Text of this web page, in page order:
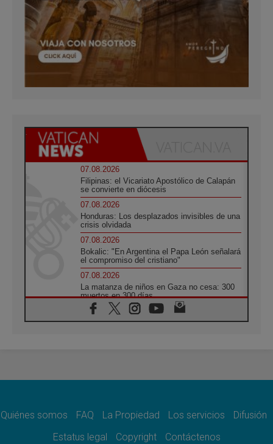
07.08.2026
Filipinas: el Vicariato Apostólico de Calapán
se convierte en diócesis
07.08.2026
Honduras: Los desplazados invisibles de una
crisis olvidada
07.08.2026
Bokalic: "En Argentina el Papa León señalará
el compromiso del cristiano"
07.08.2026
La matanza de niños en Gaza no cesa: 300
muertos en 300 días
07.08.2026
Tagle: La guerra desfigura el mundo, solo la
como misión al servicio del Evangelio
SIGNIS 2026, dar voz a las religiosas en el
Quiénes somos FAQ La Propiedad Los servicios
Difusión
Estatus legal
Copyright Contáctenos